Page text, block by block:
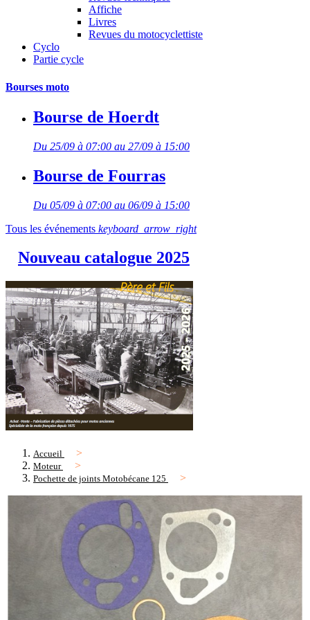
Affiche
Livres
Revues du motocyclettiste
Cyclo
Partie cycle
Bourses moto
Bourse de Hoerdt
Du 25/09 à 07:00 au 27/09 à 15:00
Bourse de Fourras
Du 05/09 à 07:00 au 06/09 à 15:00
Tous les événements keyboard_arrow_right
Nouveau catalogue 2025
Accueil
Moteur
Pochette de joints Motobécane 125